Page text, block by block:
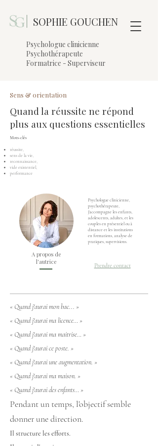
SOPHIE GOUCHEN
Psychologue clinicienne
Psychothérapeute
Formatrice - Superviseur
Sens & orientation
Quand la réussite ne répond
plus aux questions essentielles
Mots-clés
réussite,
sens de la vie,
reconnaissance,
vide existentiel,
performance
A propos de
l'autrice
Psychologue clinicienne,
psychothérapeute,
j'accompagne les enfants,
adolescents, adultes, et les
couples en présentiel ou à
distance et les institutions
en formations, analyse de
pratiques, supervisions.
Prendre contact
« Quand j'aurai mon bac... »
« Quand j'aurai ma licence… »
« Quand j'aurai ma maitrise… »
« Quand j'aurai ce poste. »
« Quand j'aurai une augmentation. »
« Quand j'aurai ma maison. »
« Quand j'aurai des enfants… »
Pendant un temps, l'objectif semble
donner une direction.
Il structure les efforts.